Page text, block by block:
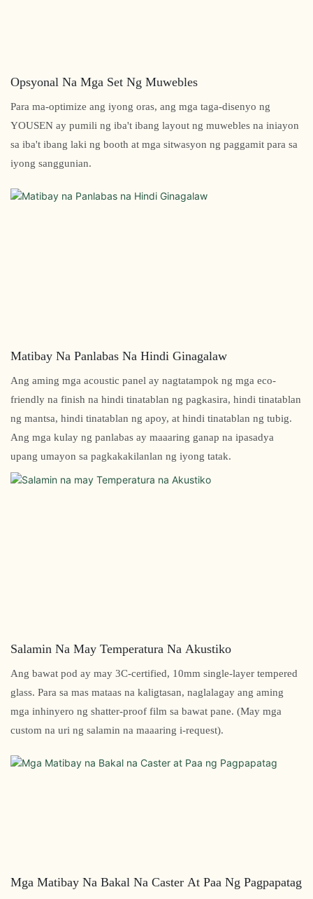
Opsyonal Na Mga Set Ng Muwebles
Para ma-optimize ang iyong oras, ang mga taga-disenyo ng
YOUSEN ay pumili ng iba't ibang layout ng muwebles na iniayon
sa iba't ibang laki ng booth at mga sitwasyon ng paggamit para sa
iyong sanggunian.
Matibay Na Panlabas Na Hindi Ginagalaw
Ang aming mga acoustic panel ay nagtatampok ng mga eco-
friendly na finish na hindi tinatablan ng pagkasira, hindi tinatablan
ng mantsa, hindi tinatablan ng apoy, at hindi tinatablan ng tubig.
Ang mga kulay ng panlabas ay maaaring ganap na ipasadya
upang umayon sa pagkakakilanlan ng iyong tatak.
Salamin Na May Temperatura Na Akustiko
Ang bawat pod ay may 3C-certified, 10mm single-layer tempered
glass. Para sa mas mataas na kaligtasan, naglalagay ang aming
mga inhinyero ng shatter-proof film sa bawat pane. (May mga
custom na uri ng salamin na maaaring i-request).
Mga Matibay Na Bakal Na Caster At Paa Ng Pagpapatag